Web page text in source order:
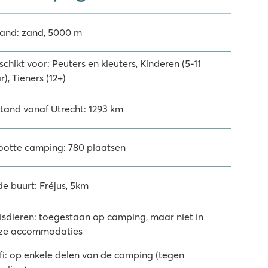
zand, 5000 m
voor: Peuters en kleuters, Kinderen (5-11
Tieners (12+)
vanaf Utrecht: 1293 km
camping: 780 plaatsen
buurt: Fréjus, 5km
toegestaan op camping, maar niet in
accommodaties
op enkele delen van de camping (tegen